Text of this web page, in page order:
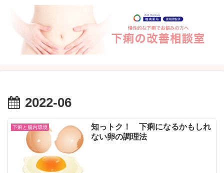
2022-06
下痢と腸内環境
知っトク！ 下痢になるかもしれ
ない卵の調理法